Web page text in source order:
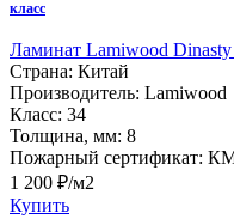
класс
Ламинат Lamiwood
Страна: Китай
Производитель: Lamiwood
Класс: 34
Толщина, мм: 8
Пожарный сертификат:
1 200 ₽/м2
Купить